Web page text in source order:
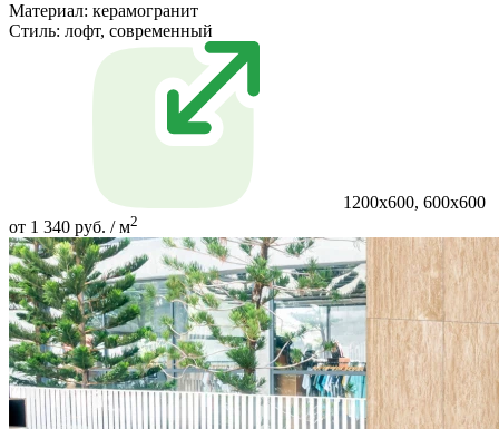
Материал: керамогранит
Стиль: лофт, современный
1200х600, 600х600
от 1 340 руб. / м2